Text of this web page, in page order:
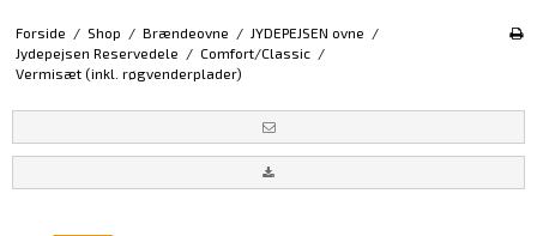
Forside / Shop / Brændeovne / JYDEPEJSEN ovne /
Jydepejsen Reservedele / Comfort/Classic /
Vermisæt (inkl. røgvenderplader)